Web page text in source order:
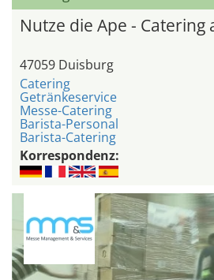
Nutze die Ape - Catering
47059 Duisburg
Catering
Getränkeservice
Messe-Catering
Barista-Personal
Barista-Catering
Korrespondenz: